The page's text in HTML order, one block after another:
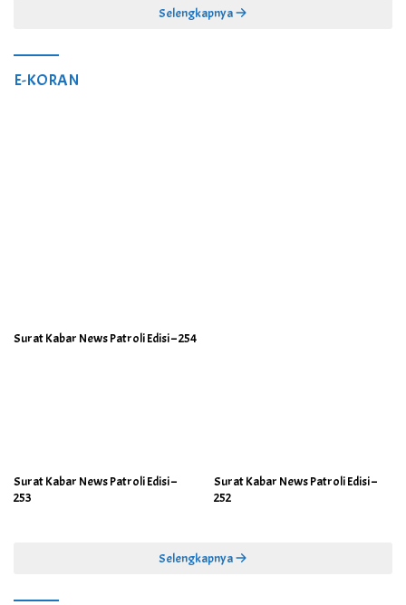
Selengkapnya
E-KORAN
Surat Kabar News Patroli Edisi – 254
Surat Kabar News Patroli Edisi –
253
Surat Kabar News Patroli Edisi –
252
Selengkapnya